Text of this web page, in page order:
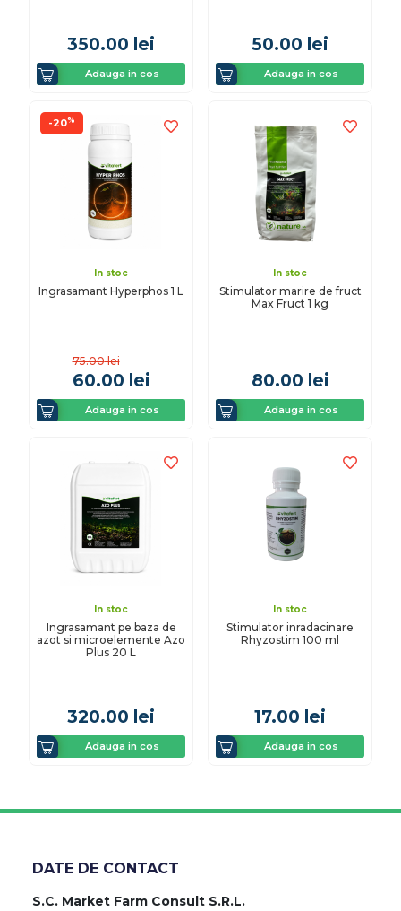
350.00 lei
Adauga in cos
50.00 lei
Adauga in cos
-20%
In stoc
Ingrasamant Hyperphos 1 L
75.00 lei
60.00 lei
Adauga in cos
In stoc
Stimulator marire de fruct
Max Fruct 1 kg
80.00 lei
Adauga in cos
In stoc
Ingrasamant pe baza de
azot si microelemente Azo
Plus 20 L
320.00 lei
Adauga in cos
In stoc
Stimulator inradacinare
Rhyzostim 100 ml
17.00 lei
Adauga in cos
DATE DE CONTACT
S.C. Market Farm Consult S.R.L.